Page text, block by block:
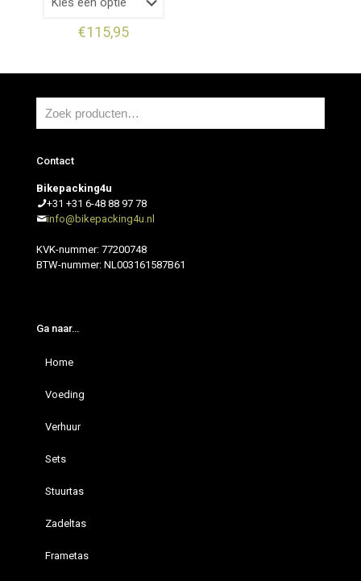
uit 5
€115,95
Contact
Bikepacking4u
+31 +31 6-48 88 97 78
info@bikepacking4u.nl
KVK-nummer: 77200748
BTW-nummer: NL003161587B61
Ga naar…
Home
Voeding
Verhuur
Sets
Stuurtas
Zadeltas
Frametas